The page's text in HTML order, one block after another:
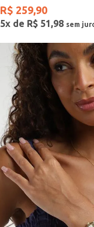
R$ 259,90
5x de R$ 51 ,98